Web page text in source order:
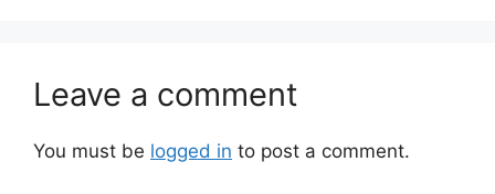
Leave a comment
You must be logged in to post a comment.